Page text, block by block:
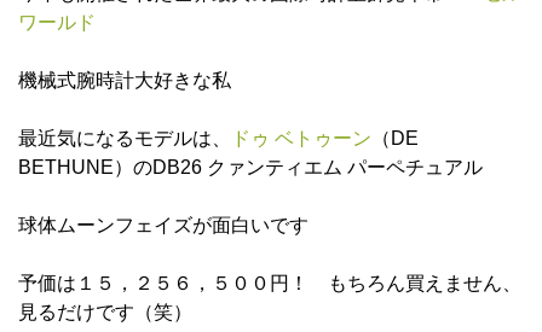
ワールド
機械式腕時計大好きな私
最近気になるモデルは、 ドゥ ベトゥーン （DE
BETHUNE）のDB26 クァンティエム パーペチュアル
球体ムーンフェイズが面白いです
予価は１５，２５６，５００円！ もちろん買えません、
見るだけです（笑）